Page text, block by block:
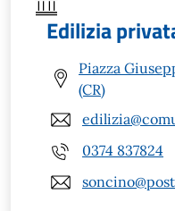
Edilizia
Piazza
(CR)
0374 837824